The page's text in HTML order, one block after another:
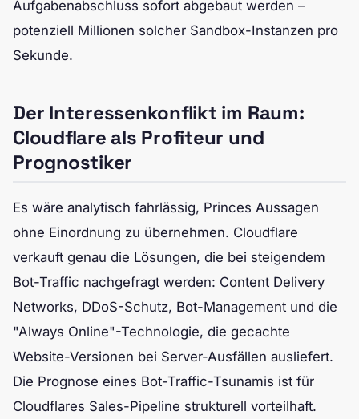
Aufgabenabschluss sofort abgebaut werden –
potenziell Millionen solcher Sandbox-Instanzen pro
Sekunde.
Der Interessenkonflikt im Raum:
Cloudflare als Profiteur und
Prognostiker
Es wäre analytisch fahrlässig, Princes Aussagen
ohne Einordnung zu übernehmen. Cloudflare
verkauft genau die Lösungen, die bei steigendem
Bot-Traffic nachgefragt werden: Content Delivery
Networks, DDoS-Schutz, Bot-Management und die
"Always Online"-Technologie, die gecachte
Website-Versionen bei Server-Ausfällen ausliefert.
Die Prognose eines Bot-Traffic-Tsunamis ist für
Cloudflares Sales-Pipeline strukturell vorteilhaft.